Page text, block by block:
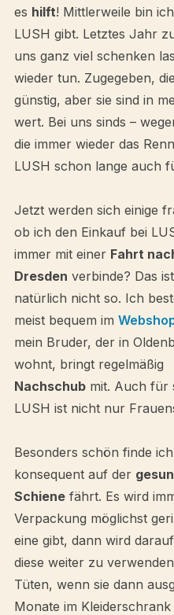
es hilft! Mittlerweile bin
LUSH gibt. Letztes Jahr
uns ganz viel schenken
wieder tun. Zugegeben,
günstig, aber sie sind in
wert. Bei uns sinds –
die immer wieder das
LUSH schon lange auch
Jetzt werden sich einige
ob ich den Einkauf bei
immer mit einer Fahrt
Dresden verbinde? Das ist
natürlich nicht so. Ich
meist bequem im
mein Bruder, der in
wohnt, bringt regelmäßig
Nachschubmit. Auch für
LUSH ist nicht nur
Besonders schön finde
konsequent auf der
Schienefährt. Es wird
Verpackung möglichst
eine gibt, dann wird
diese weiter zu
Tüten, wenn sie dann
Monate im Kleiderschrank